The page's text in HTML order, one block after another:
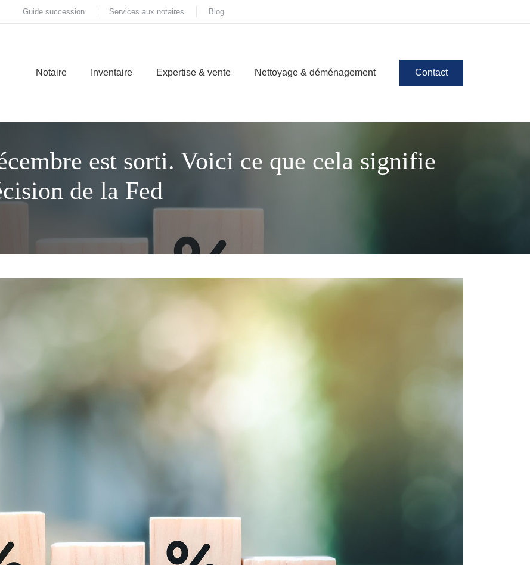
Guide succession Services aux notaires Blog
Notaire Inventaire Expertise & vente Nettoyage & déménagement Contact
est sorti. Voici ce que cela signifie
de la Fed